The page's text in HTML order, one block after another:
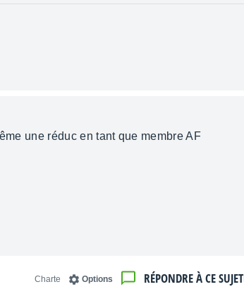
une réduc en tant que membre AF
RÉPONDRE À CE SUJET
Options
Charte